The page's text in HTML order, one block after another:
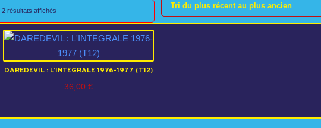
2 résultats affichés
du
plus
récent
au
plus
Tri du plus récent au plus ancien
DAREDEVIL : L’INTEGRALE 1976-1977 (T12)
36,00€